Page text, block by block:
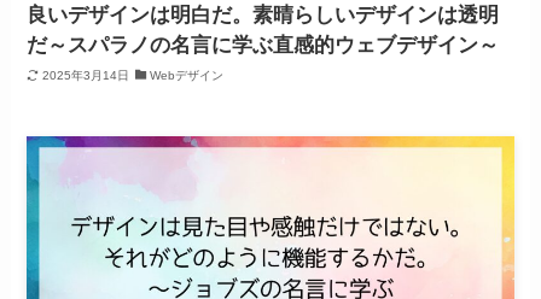
良いデザインは明白だ。素晴らしいデザインは透明
だ～スパラノの名言に学ぶ直感的ウェブデザイン～
2025年3月14日 Webデザイン